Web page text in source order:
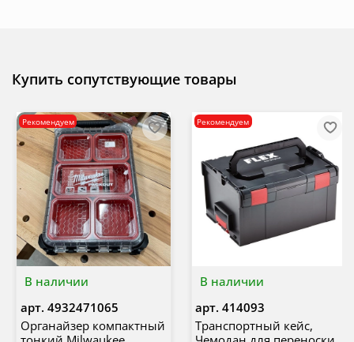
Купить сопутствующие товары
В наличии
Рекомендуем
арт. 4932471065
Органайзер компактный
В наличии
Рекомендуем
арт. 414093
Транспортный кейс,